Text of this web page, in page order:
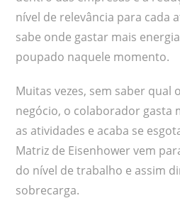
nível de relevância para cada
sabe onde gastar mais
poupado naquele momento.
Muitas vezes, sem saber qual o
negócio, o colaborador gasta
as atividades e acaba se
Matriz de Eisenhower vem
do nível de trabalho e assim
sobrecarga.